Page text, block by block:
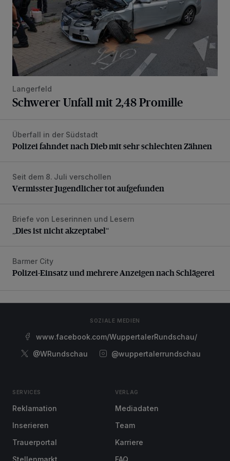
Langerfeld
Schwerer Unfall mit 2,48 Promille
Polizei fahndet nach Dieb mit sehr schlechten Zähnen
Überfall in der Südstadt
Polizei fahndet nach Dieb mit sehr schlechten Zähnen
Vermisster Jugendlicher tot aufgefunden
Seit dem 8. Juli verschollen
Vermisster Jugendlicher tot aufgefunden
„Dies ist nicht akzeptabel“
Briefe von Leserinnen und Lesern
„Dies ist nicht akzeptabel“
Polizei-Einsatz und mehrere Anzeigen nach Schlägerei
Barmer City
Polizei-Einsatz und mehrere Anzeigen nach Schlägerei
SOZIALE MEDIEN
www.facebook.com/WuppertalerRundschau/
@WRundschau
@wuppertalerrundschau
SERVICES
Reklamation
Inserieren
Trauerportal
Stellenmarkt
VERLAG
Mediadaten
Team
Karriere
FAQ